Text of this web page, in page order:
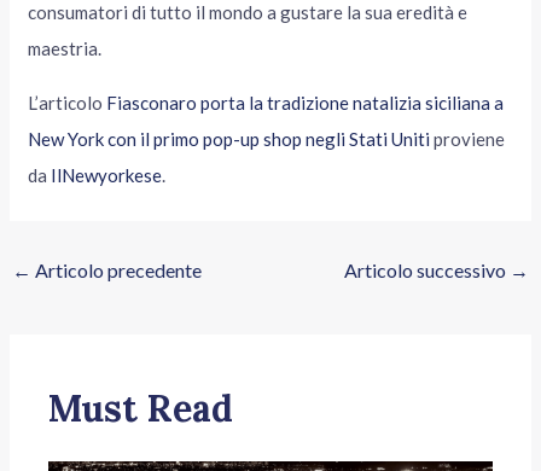
consumatori di tutto il mondo a gustare la sua eredità e
maestria.
L’articolo Fiasconaro porta la tradizione natalizia siciliana a
New York con il primo pop-up shop negli Stati Uniti proviene
da IlNewyorkese.
← Articolo precedente Articolo successivo →
Must Read